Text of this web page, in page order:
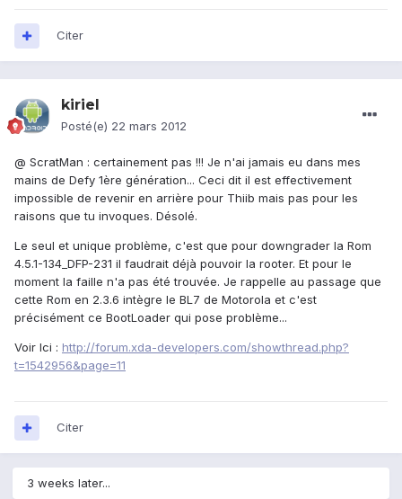
Citer
kiriel
Posté(e) 22 mars 2012
@ ScratMan : certainement pas !!! Je n'ai jamais eu dans mes
mains de Defy 1ère génération... Ceci dit il est effectivement
impossible de revenir en arrière pour Thiib mais pas pour les
raisons que tu invoques. Désolé.
Le seul et unique problème, c'est que pour downgrader la Rom
4.5.1-134_DFP-231 il faudrait déjà pouvoir la rooter. Et pour le
moment la faille n'a pas été trouvée. Je rappelle au passage que
cette Rom en 2.3.6 intègre le BL7 de Motorola et c'est
précisément ce BootLoader qui pose problème...
Voir Ici : http://forum.xda-developers.com/showthread.php?
t=1542956&page=11
Citer
3 weeks later...